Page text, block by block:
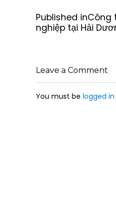
o
s
a
v
i
g
Published inCông
nghiệp tại Hải
Leave a Comment
You must be logged in